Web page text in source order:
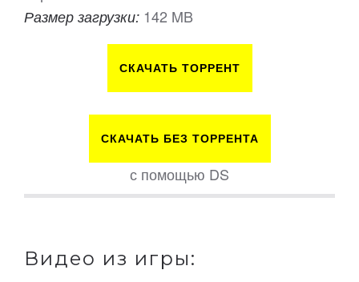
Размер загрузки: 142 MB
СКАЧАТЬ ТОРРЕНТ
СКАЧАТЬ БЕЗ ТОРРЕНТА
с помощью DS
Видео из игры: